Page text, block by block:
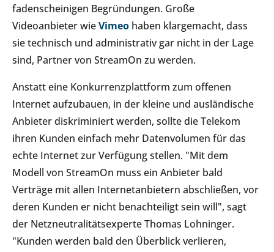
fadenscheinigen Begründungen. Große
Videoanbieter wieVimeo haben klargemacht, dass
sie technisch und administrativ gar nicht in der Lage
sind, Partner von StreamOn zu werden.
Anstatt eine Konkurrenzplattform zum offenen
Internet aufzubauen, in der kleine und ausländische
Anbieter diskriminiert werden, sollte die Telekom
ihren Kunden einfach mehr Datenvolumen für das
echte Internet zur Verfügung stellen. "Mit dem
Modell von StreamOn muss ein Anbieter bald
Verträge mit allen Internetanbietern abschließen, vor
deren Kunden er nicht benachteiligt sein will", sagt
der Netzneutralitätsexperte Thomas Lohninger.
"Kunden werden bald den Überblick verlieren,